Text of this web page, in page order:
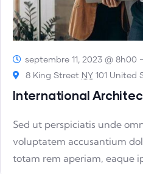
septembre 11, 2023 @ 8h00 -
8 King Street NY 101 United
International
Sed ut perspiciatis unde
voluptatem accusantium
totam rem aperiam, eaque